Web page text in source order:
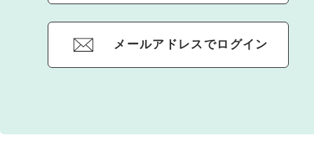
メールアドレスでログイン